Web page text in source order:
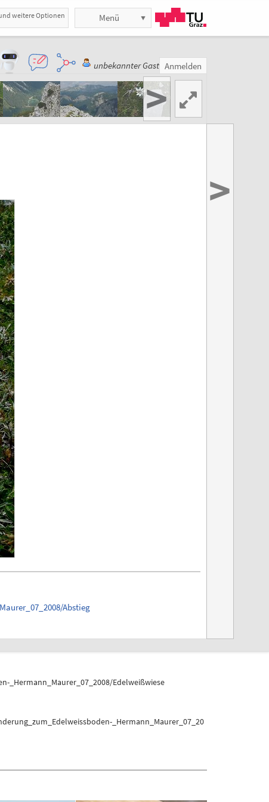
weitere Optionen Menü
unbekannter Gast Anmelden
>
Abstieg
>
_Hermann_Maurer_07_2008/Edelweißwiese
_Hermann_Maurer_07_20